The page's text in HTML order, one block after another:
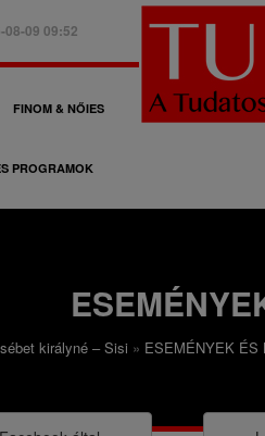
08-09 09:52
FINOM & NŐIES
PROGRAMOK
királyné – Sisi ESEMÉNYEK ÉS